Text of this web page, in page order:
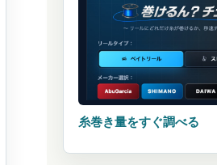
糸巻き量をすぐ調べる